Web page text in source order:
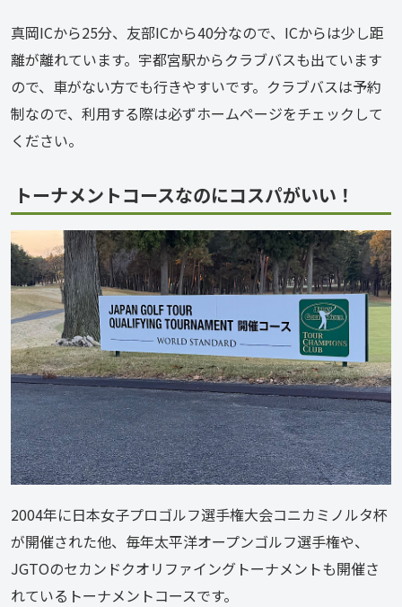
真岡ICから25分、友部ICから40分なので、ICからは少し距
離が離れています。宇都宮駅からクラブバスも出ています
ので、車がない方でも行きやすいです。クラブバスは予約
制なので、利用する際は必ずホームページをチェックして
ください。
トーナメントコースなのにコスパがいい！
2004年に日本女子プロゴルフ選手権大会コニカミノルタ杯
が開催された他、毎年太平洋オープンゴルフ選手権や、
JGTOのセカンドクオリファイングトーナメントも開催さ
れているトーナメントコースです。